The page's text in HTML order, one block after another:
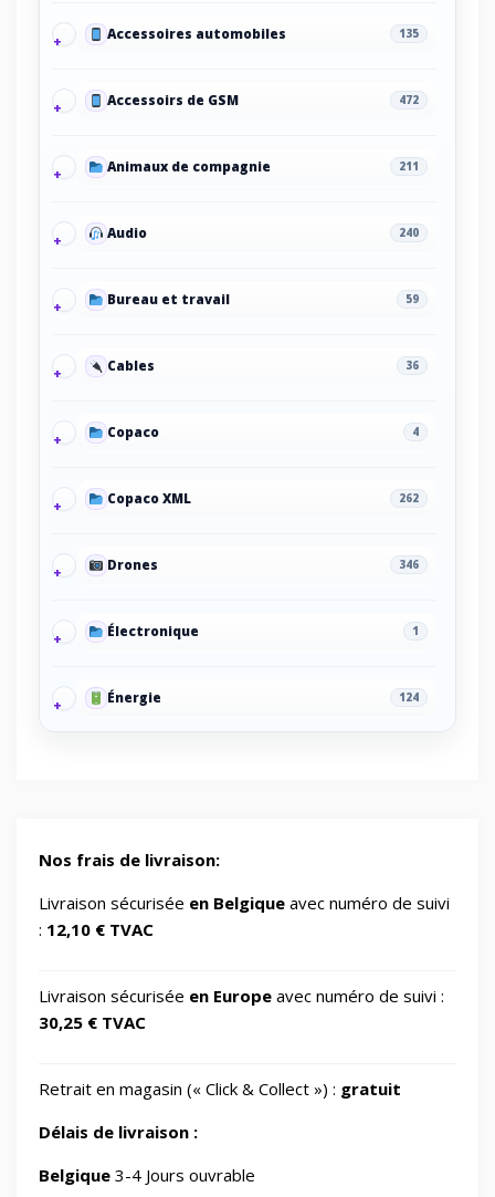
Accessoires automobiles 135
Accessoirs de GSM 472
Animaux de compagnie 211
Audio 240
Bureau et travail 59
Cables 36
Copaco 4
Copaco XML 262
Drones 346
Électronique 1
Énergie 124
screen protectors/For smartwatches
1
IT Accessories/Monitor stands
Jardin
Nos frais de livraison:
Livraison sécurisée en Belgique avec numéro de suivi
: 12,10 € TVAC
Livraison sécurisée en Europe avec numéro de suivi :
30,25 € TVAC
Retrait en magasin (« Click & Collect ») : gratuit
Délais de livraison :
Belgique 3-4 Jours ouvrable